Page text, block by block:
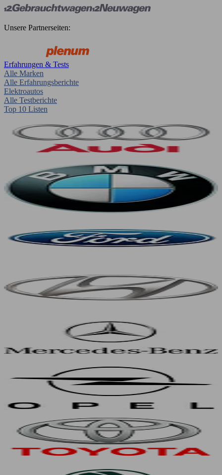
Unsere Partnerseiten:
Erfahrungen & Tests
Alle Marken
Alle Erfahrungsberichte
Elektroautos
Alle Testberichte
Top 10 Listen